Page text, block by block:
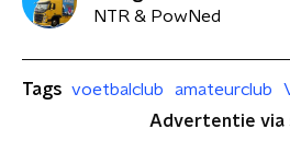
NTR & PowNed
Tags voetbalclub amateurclub
Advertentie via